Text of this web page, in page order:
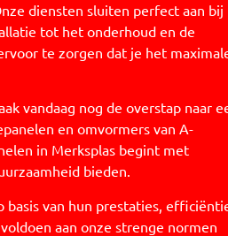
diensten sluiten perfect aan bij
tot het onderhoud en de
te zorgen dat je het
vandaag nog de overstap naar
en omvormers van A-
in Merksplas begint met
bieden.
basis van hun prestaties,
aan onze strenge normen